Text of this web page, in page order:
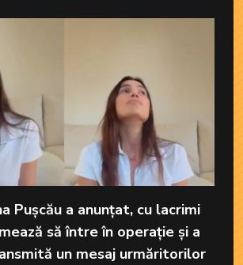
Pușcău a anunțat, cu lacrimi
să între în operație și a
un mesaj urmăritorilor